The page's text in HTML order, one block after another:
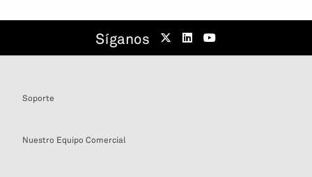
Síganos
Soporte
Nuestro Equipo Comercial